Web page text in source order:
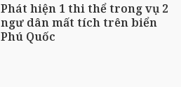
Phát hiện 1 thi thể trong vụ 2
ngư dân mất tích trên biển
Phú Quốc